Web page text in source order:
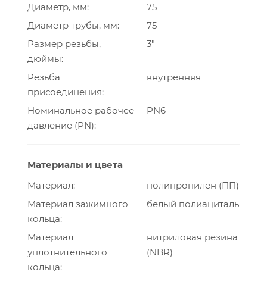
Диаметр, мм
75
Диаметр трубы, мм
75
Размер резьбы,
дюймы
3"
Резьба
присоединения
внутренняя
Номинальное рабочее
давление (PN)
PN6
Материалы и цвета
Материал
полипропилен (ПП)
Материал зажимного
кольца
белый полиациталь
Материал
уплотнительного
кольца
нитриловая резина
(NBR)